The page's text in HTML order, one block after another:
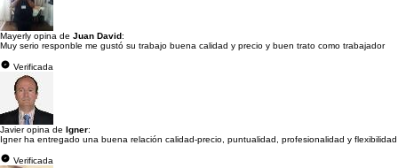
Mayerly opina de Juan David:
Muy serio responble me gustó su trabajo buena calidad y precio y buen trato como trabajador
Verificada
Javier opina de Igner:
Igner ha entregado una buena relación calidad-precio, puntualidad, profesionalidad y flexibilidad
Verificada